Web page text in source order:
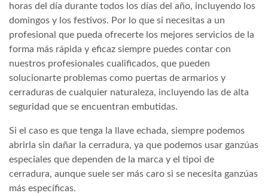
horas del día durante todos los días del año, incluyendo los
domingos y los festivos. Por lo que si necesitas a un
profesional que pueda ofrecerte los mejores servicios de la
forma más rápida y eficaz siempre puedes contar con
nuestros profesionales cualificados, que pueden
solucionarte problemas como puertas de armarios y
cerraduras de cualquier naturaleza, incluyendo las de alta
seguridad que se encuentran embutidas.
Si el caso es que tenga la llave echada, siempre podemos
abrirla sin dañar la cerradura, ya que podemos usar ganzúas
especiales que dependen de la marca y el tipoi de
cerradura, aunque suele ser más caro si se necesita ganzúas
más específicas.